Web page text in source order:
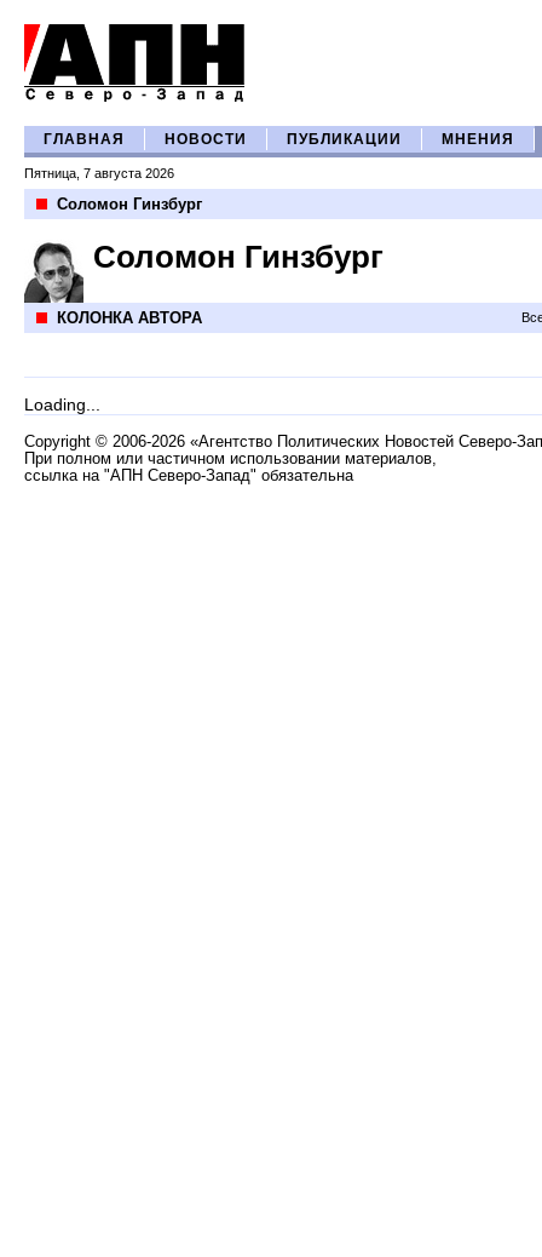
ГЛАВНАЯ НОВОСТИ ПУБЛИКАЦИИ МНЕНИЯ
Пятница, 7 августа 2026
Соломон Гинзбург
Соломон Гинзбург
КОЛОНКА АВТОРА
Loading...
Copyright © 2006-2026 «Агентство Политических Новостей Северо-
При полном или частичном использовании материалов,
ссылка на "АПН Северо-Запад" обязательна